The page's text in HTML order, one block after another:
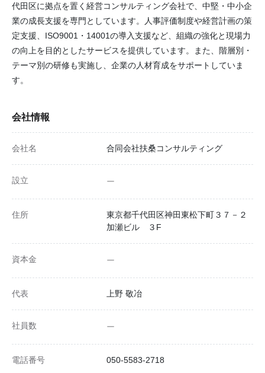
代田区に拠点を置く経営コンサルティング会社で、中堅・中小企
業の成長支援を専門としています。人事評価制度や経営計画の策
定支援、ISO9001・14001の導入支援など、組織の強化と現場力
の向上を目的としたサービスを提供しています。また、階層別・
テーマ別の研修も実施し、企業の人材育成をサポートしていま
す。
会社情報
会社名 合同会社扶桑コンサルティング
設立 ー
住所
東京都千代田区神田東松下町３７－２
加瀬ビル ３F
資本金 ー
代表 上野 敬冶
社員数 ー
電話番号 050-5583-2718